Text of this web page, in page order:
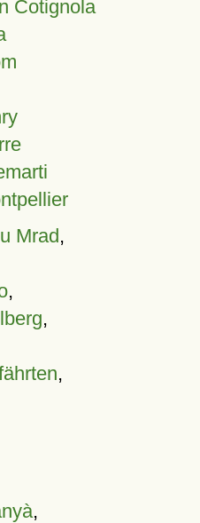
Cotignola
Mrad,
,
,
,
,